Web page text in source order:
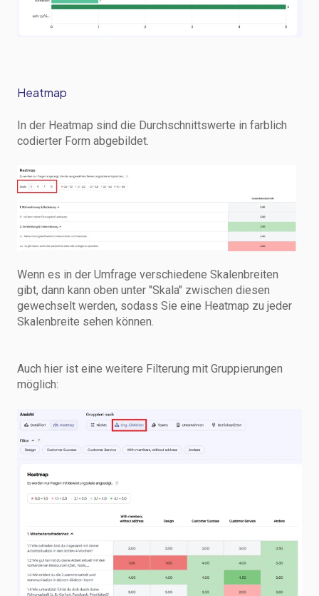
Heatmap
In der Heatmap sind die Durchschnittswerte in farblich
codierter Form abgebildet.
Wenn es in der Umfrage verschiedene Skalenbreiten
gibt, dann kann oben unter "Skala" zwischen diesen
gewechselt werden, sodass Sie eine Heatmap zu jeder
Skalenbreite sehen können.
Auch hier ist eine weitere Filterung mit Gruppierungen
möglich: